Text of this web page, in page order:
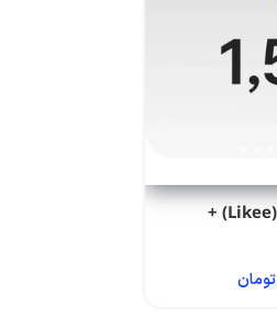
خرید 1500 الماس لایکی (Likee) +
تومان